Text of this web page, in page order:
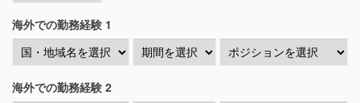
海外での勤務経験 1
海外での勤務経験 2